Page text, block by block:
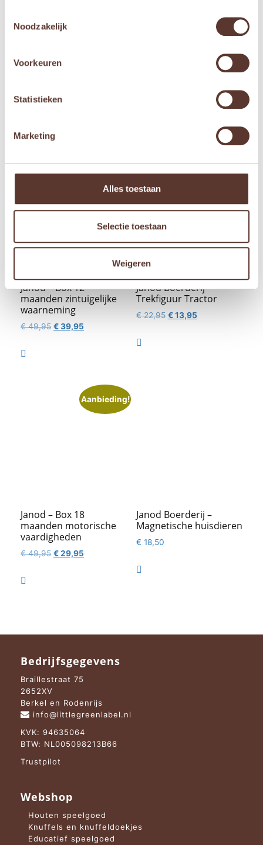
Noodzakelijk
Voorkeuren
Statistieken
Marketing
Alles toestaan
Selectie toestaan
Weigeren
browser voor de volgende keer wanneer ik een
Aanbieding!
Janod – Box 12
maanden zintuigelijke
waarneming
€49,95 Oorspronkelijke
€39,95

Aanbieding!
Janod Boerderij –
Trekfiguur Tractor
€22,95 Oorspronkelijke
€13,95Huidige

Aanbieding!
Janod – Box 18
maanden motorische
vaardigheden
€49,95 Oorspronkelijke
€29,95Huidige

Janod Boerderij –
Magnetische huisdieren
€ 18,50

Bedrijfsgegevens
Braillestraat 75
2652XV
Berkel en Rodenrijs
info@littlegreenlabel.nl
KVK: 94635064
BTW: NL005098213B66
Trustpilot
Webshop
Houten speelgoed
Knuffels en knuffeldoekjes
Educatief speelgoed